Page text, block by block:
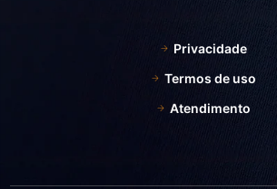
Privacidade
Termos de uso
Atendimento